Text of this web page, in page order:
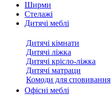
Ширми
Стелажі
Дитячі меблі
Дитячі кімнати
Дитячі ліжка
Дитячі крісло-ліжка
Дитячі матраци
Комоди для сповивання
Офісні меблі